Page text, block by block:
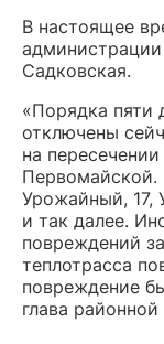
В настоящее
Садковская.
«Порядка пяти
отключены
на
Первомайской.
Урожайный, 17,
и так далее.
повреждений
теплотрасса
повреждение
глава